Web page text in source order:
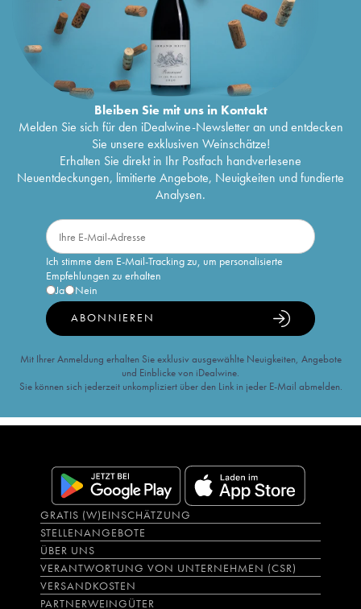
Bleiben Sie mit uns in Kontakt
Melden Sie sich für den iDealwine-Newsletter an und entdecken
Sie unsere exklusiven Weinschätze!
Erhalten Sie direkt in Ihr Postfach handverlesene
Neuentdeckungen, limitierte Angebote, Neuigkeiten und fundierte
Analysen.
Ich stimme dem E-Mail-Tracking zu, um personalisierte
Empfehlungen zu erhalten
Ja
Nein
ABONNIEREN
Mit Ihrer Anmeldung erhalten Sie exklusiv ausgewählte Neuigkeiten, Angebote
und Einblicke von iDealwine.
Sie können sich jederzeit unkompliziert über den Link in jeder E-Mail abmelden.
GRATIS (W)EINSCHÄTZUNG
STELLENANGEBOTE
ÜBER UNS
VERANTWORTUNG VON UNTERNEHMEN (CSR)
VERSANDKOSTEN
PARTNERWEINGÜTER